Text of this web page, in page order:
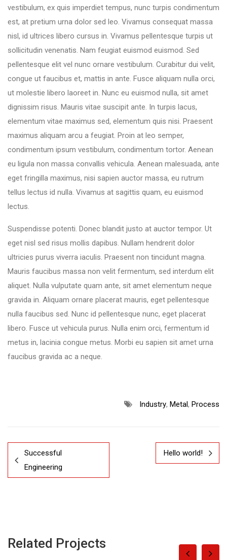
vestibulum, ex quis imperdiet tempus, nunc turpis condimentum
est, at pretium urna dolor sed leo. Vivamus consequat massa
nisl, id ultrices libero cursus in. Vivamus pellentesque turpis ut
sollicitudin venenatis. Nam feugiat euismod euismod. Sed
pellentesque elit vel nunc ornare vestibulum. Curabitur dui velit,
congue ut faucibus et, mattis in ante. Fusce aliquam nulla orci,
ut molestie libero laoreet in. Nunc eu euismod nulla, sit amet
dignissim risus. Mauris vitae suscipit ante. In turpis lacus,
elementum vitae maximus sed, elementum quis nisi. Praesent
maximus aliquam arcu a feugiat. Proin at leo semper,
condimentum ipsum vestibulum, condimentum tortor. Aenean
eu ligula non massa convallis vehicula. Aenean malesuada, ante
eget fringilla maximus, nisi sapien auctor massa, eu rutrum
tellus lectus id nulla. Vivamus at sagittis quam, eu euismod
lectus.
Suspendisse potenti. Donec blandit justo at auctor tempor. Ut
eget nisl sed risus mollis dapibus. Nullam hendrerit dolor
ultricies purus viverra iaculis. Praesent non tincidunt magna.
Mauris faucibus massa non velit fermentum, sed interdum elit
aliquet. Nulla vulputate quam ante, sit amet elementum neque
gravida in. Aliquam ornare placerat mauris, eget pellentesque
nulla faucibus sed. Nunc id pellentesque nunc, eget placerat
libero. Fusce ut vehicula purus. Nulla enim orci, fermentum id
metus in, lacinia congue metus. Morbi eu sapien sit amet urna
faucibus gravida ac a neque.
Industry, Metal, Process
Successful
Engineering
Hello world!
Related Projects